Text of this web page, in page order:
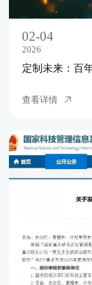
02-04
2026
定制未来：百
查看详情